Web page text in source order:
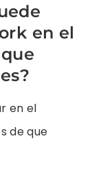
en el
en el
de que